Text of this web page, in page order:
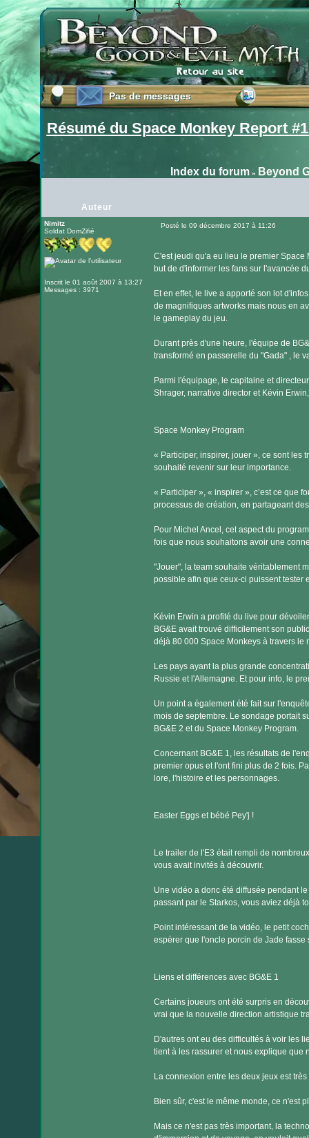
Pas de messages
Pas de messages
Résumé du Space Monkey Report
Index du forum» Beyond
Auteur
Nimitz
Soldat DomZifié
Inscrit le 01 août 2007 à 13:27
Messages : 3971
Posté le 09 décembre 2017 à 11:26
C'est jeudi qu'a eu lieu le premier Space
but de d'informer les fans sur l'avancée
Et en effet, le live a apporté son lot
de magnifiques artworks mais nous en
le gameplay du jeu.
Durant près d'une heure, l'équipe de
transformé en passerelle du "Gada" , le
Parmi l'équipage, le capitaine et
Shrager, narrative director et Kévin
Space Monkey Program
« Participer, inspirer, jouer », ce sont les
souhaité revenir sur leur importance.
« Participer », « inspirer », c’est ce que
processus de création, en partageant
Pour Michel Ancel, cet aspect du
fois que nous souhaitons avoir une
"Jouer", la team souhaite véritablement
possible afin que ceux-ci puissent tester
Kévin Erwin a profité du live pour
BG&E avait trouvé difficilement son
déjà 80 000 Space Monkeys à travers le
Les pays ayant la plus grande
Russie et l'Allemagne. Et pour info, le
Un point a également été fait sur
mois de septembre. Le sondage portait
BG&E 2 et du Space Monkey Program.
Concernant BG&E 1, les résultats de
premier opus et l'ont fini plus de 2 fois.
lore, l'histoire et les personnages.
Easter Eggs et bébé Pey'j !
Le trailer de l'E3 était rempli de
vous avait invités à découvrir.
Une vidéo a donc été diffusée pendant
passant par le Starkos, vous aviez déjà
Point intéressant de la vidéo, le petit
espérer que l'oncle porcin de Jade
Liens et différences avec BG&E 1
Certains joueurs ont été surpris en
vrai que la nouvelle direction artistique
D'autres ont eu des difficultés à voir les
tient à les rassurer et nous explique que
La connexion entre les deux jeux est
Bien sûr, c'est le même monde, ce n'est
Mais ce n'est pas très important, la